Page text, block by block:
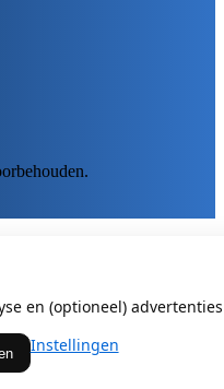
en (optioneel)
Instellingen